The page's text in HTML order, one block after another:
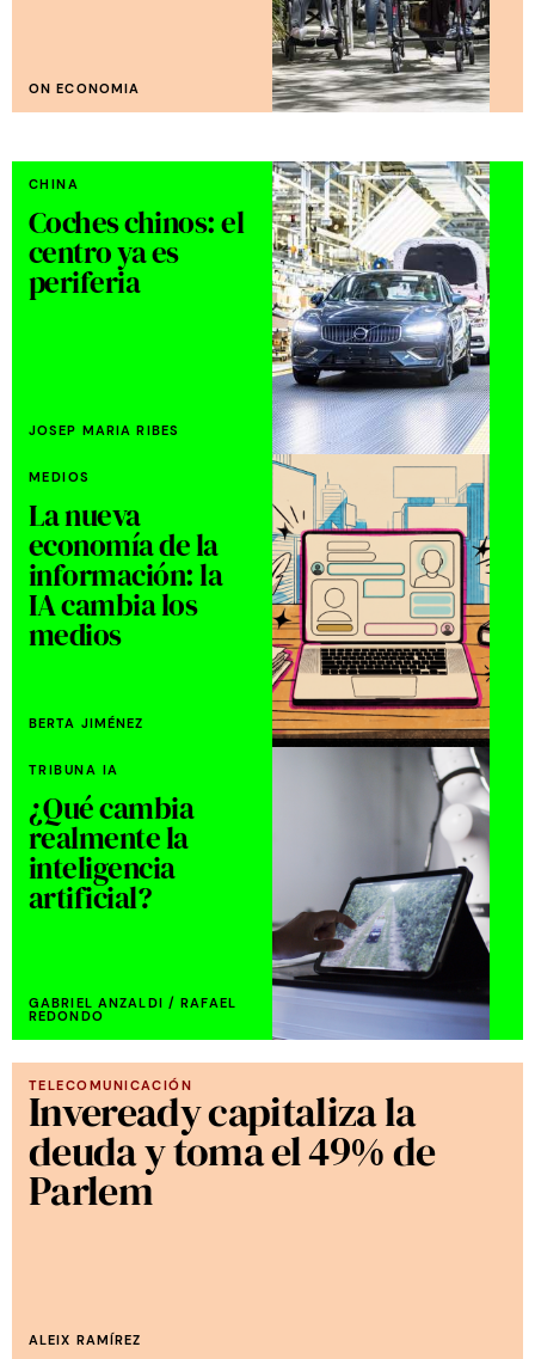
ON ECONOMIA
CHINA
Coches chinos: el
centro ya es
periferia
JOSEP MARIA RIBES
MEDIOS
La nueva
economía de la
información: la
IA cambia los
medios
BERTA JIMÉNEZ
TRIBUNA IA
¿Qué cambia
realmente la
inteligencia
artificial?
GABRIEL ANZALDI / RAFAEL
REDONDO
TELECOMUNICACIÓN
Inveready capitaliza la
deuda y toma el 49% de
Parlem
ALEIX RAMÍREZ